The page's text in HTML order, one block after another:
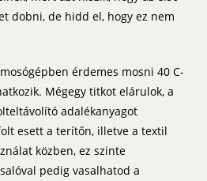
dobni, de hidd el, hogy ez nem
érdemes mosni 40 C-
Mégegy titkot elárulok, a
adalékanyagot
esett a terítőn, illetve a textil
közben, ez szinte
pedig vasalhatod a